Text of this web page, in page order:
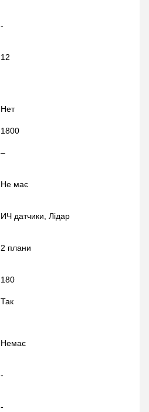
-
12
Нет
1800
–
Не має
ИЧ датчики, Лідар
2 плани
180
Так
Немає
-
-